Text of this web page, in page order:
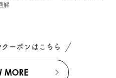
解
ーポンはこちら
MORE